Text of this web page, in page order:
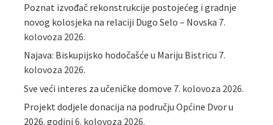
Poznat izvođač rekonstrukcije postojećeg i gradnje
novog kolosjeka na relaciji Dugo Selo – Novska 7.
kolovoza 2026.
Najava: Biskupijsko hodočašće u Mariju Bistricu 7.
kolovoza 2026.
Sve veći interes za učeničke domove 7. kolovoza 2026.
Projekt dodjele donacija na području Općine Dvor u
2026. godini 6. kolovoza 2026.